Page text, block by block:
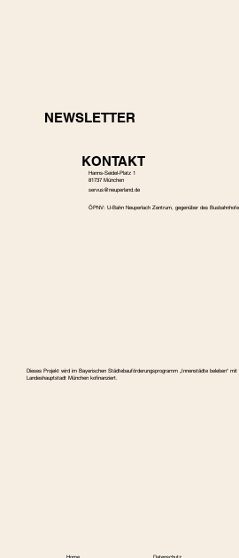
KONTAKT
Hanns-Seidel-Platz 1
81737 München
servus@neuperland.de
ÖPNV: U-Bahn Neuperlach Zentrum, gegenüber des
NEWSLETTER
Dieses Projekt wird im Bayerischen Städtebauförderungspro­gramm „Innenstädte beleben“
Landeshauptstadt München kofinanziert.
Home Datenschutz